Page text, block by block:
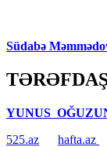
Südabə
YUNUS
525.az
hafta.az